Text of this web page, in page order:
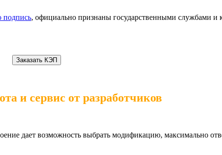
подпись, официально признаны государственными службами и
Заказать КЭП
и сервис от разработчиков
дает возможность выбрать модификацию, максимально